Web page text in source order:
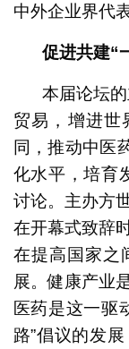
中外企业界代
促进共建“
本届论坛
贸易，增进世
同，推动中医
化水平，培育
讨论。主办方
在开幕式致辞
在提高国家之
展。健康产业
医药是这一驱
路”倡议的发